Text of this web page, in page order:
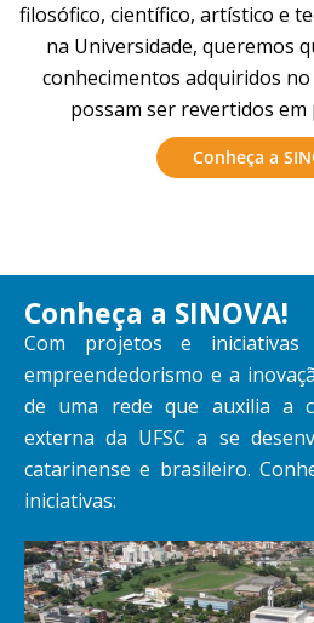
filosófico, científico, artístico e
na Universidade, queremos
conhecimentos adquiridos
possam ser revertidos em
Conheça a
Conheça a SINOVA!
Com projetos e iniciativas
empreendedorismo e a
de uma rede que auxilia a
externa da UFSC a se
catarinense e brasileiro.
iniciativas: